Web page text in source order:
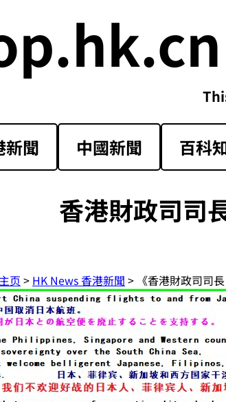
新聞 中國新聞 百科
香港財政司司
主页 > HK News 香港新聞 > 《香港財政司司